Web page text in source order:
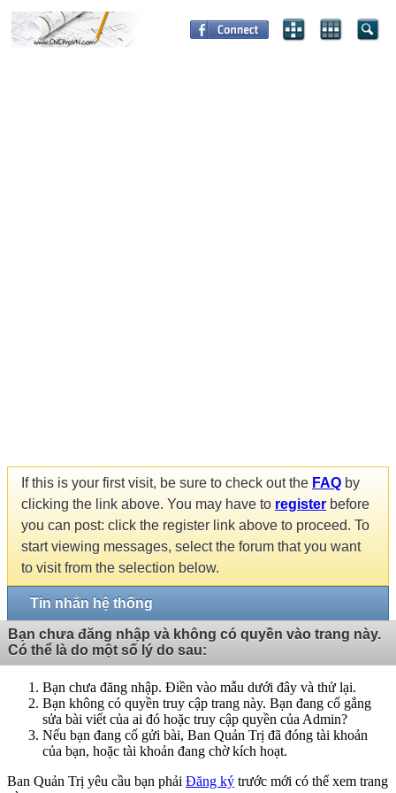
If this is your first visit, be sure to check out the FAQ by
clicking the link above. You may have to register before
you can post: click the register link above to proceed. To
start viewing messages, select the forum that you want
to visit from the selection below.
Tin nhắn hệ thống
Bạn chưa đăng nhập và không có quyền vào trang này.
Có thể là do một số lý do sau:
Bạn chưa đăng nhập. Điền vào mẫu dưới đây và thử lại.
Bạn không có quyền truy cập trang này. Bạn đang cố gắng
sửa bài viết của ai đó hoặc truy cập quyền của Admin?
Nếu bạn đang cố gửi bài, Ban Quản Trị đã đóng tài khoản
của bạn, hoặc tài khoản đang chờ kích hoạt.
Ban Quản Trị yêu cầu bạn phải Đăng ký trước mới có thể xem trang